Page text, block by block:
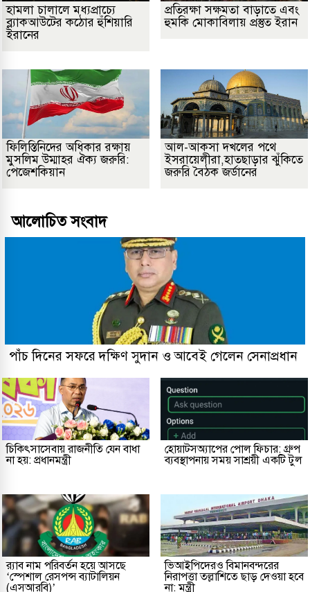
হামলা চালালে মধ্যপ্রাচ্যে
ব্ল্যাকআউটের কঠোর হুঁশিয়ারি
ইরানের
প্রতিরক্ষা সক্ষমতা বাড়াতে এবং
হুমকি মোকাবিলায় প্রস্তুত ইরান
ফিলিস্তিনিদের অধিকার রক্ষায়
মুসলিম উম্মাহর ঐক্য জরুরি:
পেজেশকিয়ান
আল-আকসা দখলের পথে
ইসরায়েলীরা,হাতছাড়ার ঝুঁকিতে
জরুরি বৈঠক জর্ডানের
আলোচিত সংবাদ
পাঁচ দিনের সফরে দক্ষিণ সুদান ও আবেই গেলেন সেনাপ্রধান
চিকিৎসাসেবায় রাজনীতি যেন বাধা
না হয়: প্রধানমন্ত্রী
হোয়াটসঅ্যাপের পোল ফিচার: গ্রুপ
ব্যবস্থাপনায় সময় সাশ্রয়ী একটি টুল
র‌্যাব নাম পরিবর্তন হয়ে আসছে
‘স্পেশাল রেসপন্স ব্যাটালিয়ন
(এসআরবি)’
ভিআইপিদেরও বিমানবন্দরের
নিরাপত্তা তল্লাশিতে ছাড় দেওয়া হবে
না: মন্ত্রী